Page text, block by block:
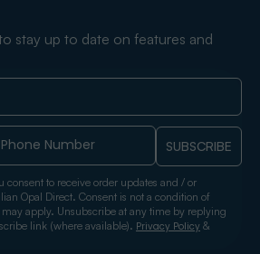
stay up to date on features and
SUBSCRIBE
to receive order updates and / or
Opal Direct. Consent is not a condition of
apply. Unsubscribe at any time by replying
link (where available). Privacy Policy &